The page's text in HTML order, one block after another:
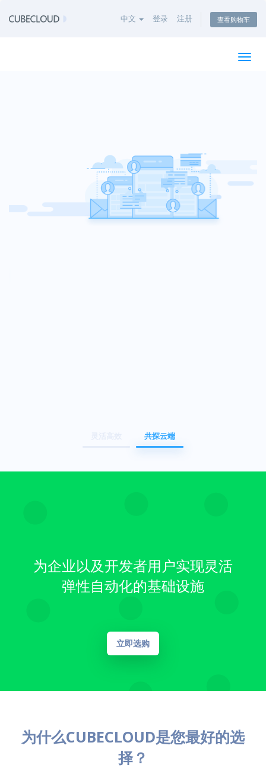
中文 登录 注册 查看购物车
切
共探云端
为企业以及开发者用户实现灵活
弹性自动化的基础设施
立即选购
为什么CUBECLOUD是您最好的选
择？